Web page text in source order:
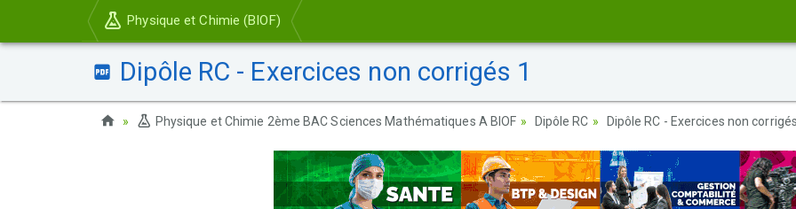
Physique et Chimie (BIOF)
Dipôle RC - Exercices non corrigés 1
Physique et Chimie 2ème BAC Sciences Mathématiques A BIOF Dipôle RC Dipôle RC - Exercices non